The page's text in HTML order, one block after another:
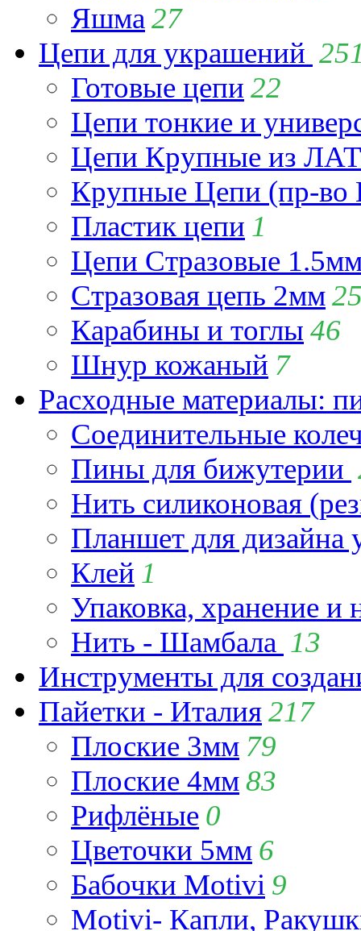
Яшма 27
Цепи для украшений
Готовые цепи 22
Цепи тонкие и
Цепи Крупные из
Крупные Цепи (пр-во
Пластик цепи 1
Цепи Стразовые
Стразовая цепь 2мм
Карабины и тоглы 46
Шнур кожаный 7
Расходные материалы:
Соединительные
Пины для бижутерии
Нить силиконовая
Планшет для
Клей 1
Упаковка, хранение и
Нить - Шамбала 13
Инструменты для
Пайетки - Италия217
Плоские 3мм 79
Плоские 4мм83
Рифлёные 0
Цветочки 5мм 6
Бабочки Motivi 9
Motivi- Капли,